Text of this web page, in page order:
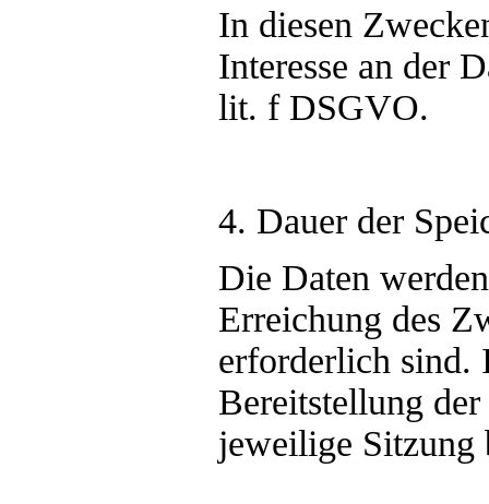
In diesen
Interesse an der
lit. f DSGVO.
4. Dauer der
Die Daten
Erreichung des
erforderlich sind.
Bereitstellung
jeweilige Sitzung